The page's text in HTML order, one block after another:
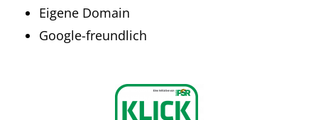
Eigene Domain
Google-freundlich